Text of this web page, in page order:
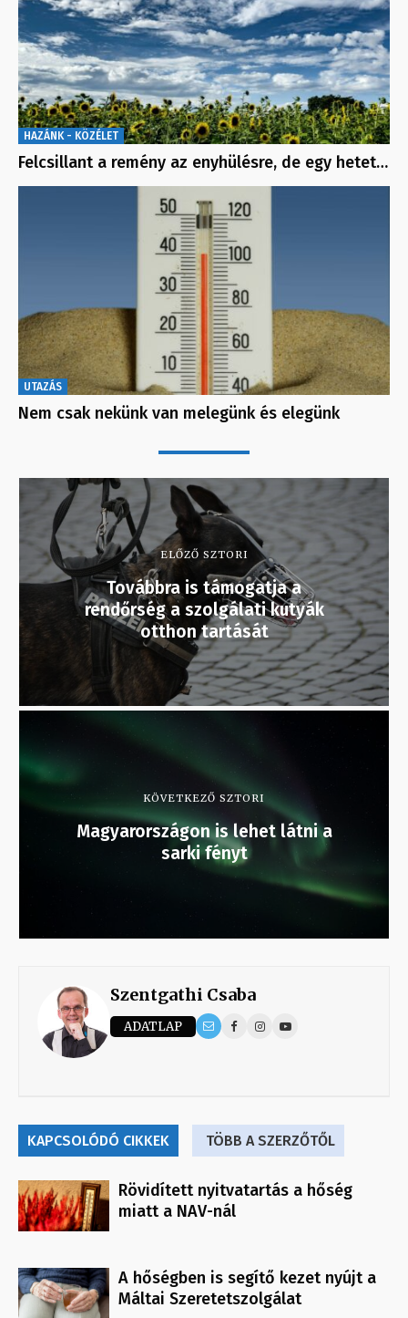
HAZÁNK - KÖZÉLET
Felcsillant a remény az enyhülésre, de egy hetet…
UTAZÁS
Nem csak nekünk van melegünk és elegünk
ELŐZŐ SZTORI
Továbbra is támogatja a
rendőrség a szolgálati kutyák
otthon tartását
KÖVETKEZŐ SZTORI
Magyarországon is lehet látni a
sarki fényt
Szentgathi Csaba
ADATLAP
KAPCSOLÓDÓ CIKKEK TÖBB A SZERZŐTŐL
Rövidített nyitvatartás a hőség
miatt a NAV-nál
A hőségben is segítő kezet nyújt a
Máltai Szeretetszolgálat